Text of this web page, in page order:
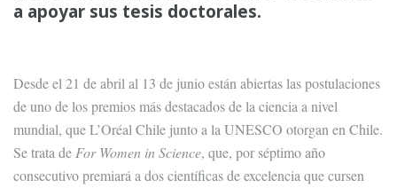
a apoyar sus tesis doctorales.
Desde el 21 de abril al 13 de junio están abiertas las postulaciones
de uno de los premios más destacados de la ciencia a nivel
mundial, que L’Oréal Chile junto a la UNESCO otorgan en Chile.
Se trata de For Women in Science, que, por séptimo año
consecutivo premiará a dos científicas de excelencia que cursen